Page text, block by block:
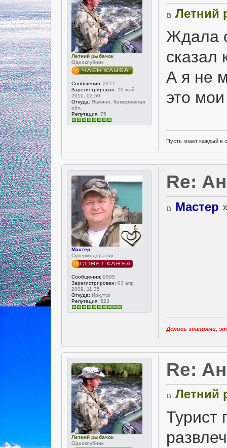
Летний рыбачок
Одноклубник
Сообщения: 2277
Зарегистрирован: 19 май
2010, 02:50
Откуда: Яшкино, Кемеровская
обл.
Репутация: 75
Летний
Ждала
сказал
А я не
это
Пусть знает каждый в
Мастер
Супермодератор
Сообщения: 9595
Зарегистрирован: 03 апр
2009, 11:35
Откуда: Иркутск
Репутация: 523
Re:
Мастер
Делись знаниями,
Летний рыбачок
Одноклубник
Re:
Летний
Турист